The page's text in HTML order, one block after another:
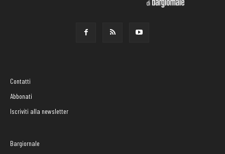
Contatti
Abbonati
Iscriviti alla newsletter
Bargiornale